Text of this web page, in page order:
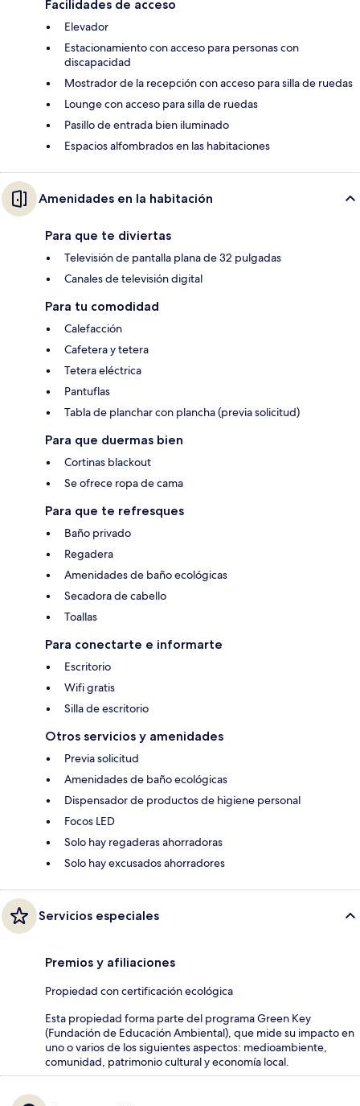
Facilidades de acceso
Elevador
Estacionamiento con acceso para personas con
discapacidad
Mostrador de la recepción con acceso para silla de ruedas
Lounge con acceso para silla de ruedas
Pasillo de entrada bien iluminado
Espacios alfombrados en las habitaciones
Amenidades en la habitación
Para que te diviertas
Televisión de pantalla plana de 32 pulgadas
Canales de televisión digital
Para tu comodidad
Calefacción
Cafetera y tetera
Tetera eléctrica
Pantuflas
Tabla de planchar con plancha (previa solicitud)
Para que duermas bien
Cortinas blackout
Se ofrece ropa de cama
Para que te refresques
Baño privado
Regadera
Amenidades de baño ecológicas
Secadora de cabello
Toallas
Para conectarte e informarte
Escritorio
Wifi gratis
Silla de escritorio
Otros servicios y amenidades
Previa solicitud
Amenidades de baño ecológicas
Dispensador de productos de higiene personal
Focos LED
Solo hay regaderas ahorradoras
Solo hay excusados ahorradores
Servicios especiales
Premios y afiliaciones
Propiedad con certificación ecológica
Esta propiedad forma parte del programa Green Key
(Fundación de Educación Ambiental), que mide su impacto en
uno o varios de los siguientes aspectos: medioambiente,
comunidad, patrimonio cultural y economía local.